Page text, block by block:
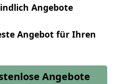
Angebote
Angebot für Ihren
Angebote